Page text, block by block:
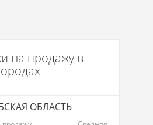
на продажу в
ОБЛАСТЬ